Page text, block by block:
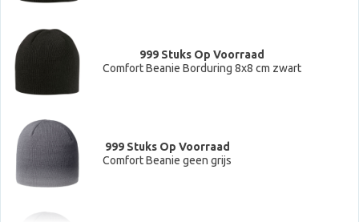
999 Stuks Op Voorraad
Comfort Beanie Borduring 8x8 cm zwart
999 Stuks Op Voorraad
Comfort Beanie geen grijs